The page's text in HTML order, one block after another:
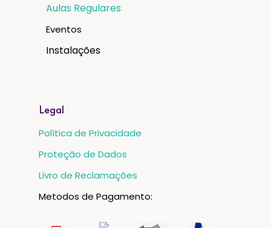
Aulas Regulares
Eventos
Instalações
Legal
Política de Privacidade
Proteção de Dados
Livro de Reclamações
Metodos de Pagamento: